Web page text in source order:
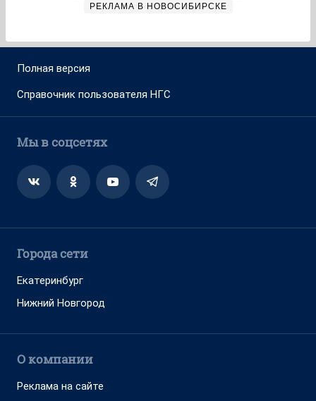
РЕКЛАМА В НОВОСИБИРСКЕ
Полная версия
Справочник пользователя НГС
Мы в соцсетях
Города сети
Екатеринбург
Нижний Новгород
О компании
Реклама на сайте